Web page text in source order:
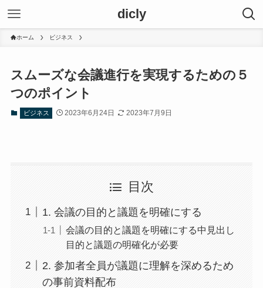
dicly
ホーム ビジネス
スムーズな会議進行を実現するための５
つのポイント
ビジネス 2023年6月24日 2023年7月9日
目次
1. 会議の目的と議題を明確にする
会議の目的と議題を明確にする中見出し
目的と議題の明確化が必要
2. 参加者全員が議題に理解を深めるため
の事前資料配布